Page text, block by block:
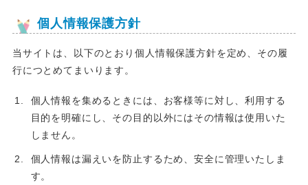
個人情報保護方針
当サイトは、以下のとおり個人情報保護方針を定め、その履
行につとめてまいります。
個人情報を集めるときには、お客様等に対し、利用する
目的を明確にし、その目的以外にはその情報は使用いた
しません。
個人情報は漏えいを防止するため、安全に管理いたしま
す。